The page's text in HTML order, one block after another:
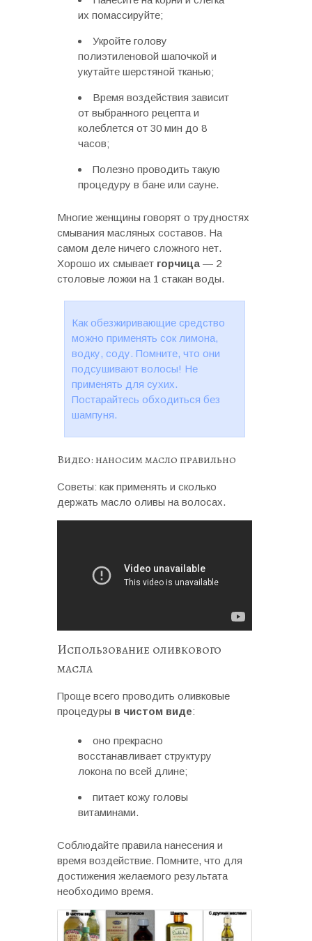
их помассируйте;
Укройте голову
полиэтиленовой шапочкой и
укутайте шерстяной тканью;
Время воздействия зависит
от выбранного рецепта и
колеблется от 30 мин до 8
часов;
Полезно проводить такую
процедуру в бане или сауне.
Многие женщины говорят о трудностях
смывания масляных составов. На
самом деле ничего сложного нет.
Хорошо их смывает горчица — 2
столовые ложки на 1 стакан воды.
Как обезжиривающие средство
можно применять сок лимона,
водку, соду. Помните, что они
подсушивают волосы! Не
применять для сухих.
Постарайтесь обходиться без
шампуня.
Видео: наносим масло правильно
Советы: как применять и сколько
держать масло оливы на волосах.
Использование оливкового
масла
Проще всего проводить оливковые
процедуры в чистом виде:
оно прекрасно
восстанавливает структуру
локона по всей длине;
питает кожу головы
витаминами.
Соблюдайте правила нанесения и
время воздействие. Помните, что для
достижения желаемого результата
необходимо время.